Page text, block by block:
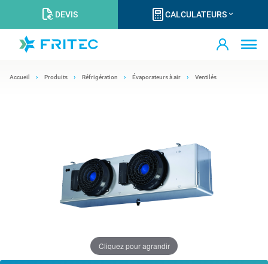
DEVIS CALCULATEURS
Accueil Produits Réfrigération Évaporateurs à air Ventilés
Cliquez pour agrandir